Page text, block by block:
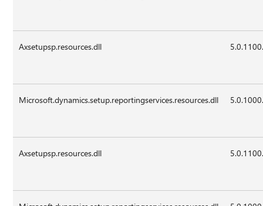
Axsetupsp.resources.dll
Microsoft.dynamics.setup.reportingservices.resources.dll
Axsetupsp.resources.dll